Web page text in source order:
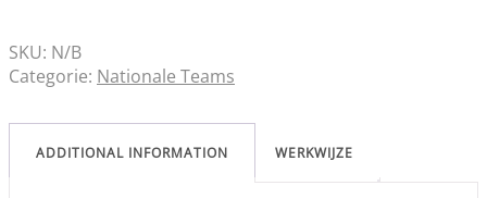
SKU: N/B
Categorie: Nationale Teams
ADDITIONAL INFORMATION WERKWIJZE